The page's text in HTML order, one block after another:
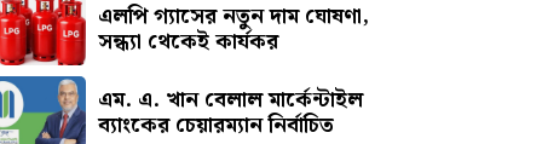
এলপি গ্যাসের নতুন দাম ঘোষণা,
সন্ধ্যা থেকেই কার্যকর
এম. এ. খান বেলাল মার্কেন্টাইল
ব্যাংকের চেয়ারম্যান নির্বাচিত